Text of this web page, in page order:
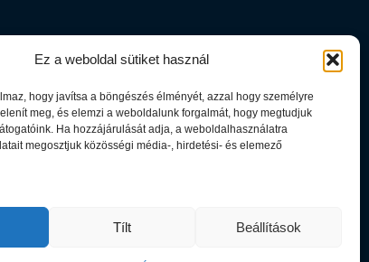
Ez a weboldal sütiket használ
hogy javítsa a böngészés élményét, azzal hogy személyre
meg, és elemzi a weboldalunk forgalmát, hogy megtudjuk
Ha hozzájárulását adja, a weboldalhasználatra
megosztjuk közösségi média-, hirdetési- és elemező
Tílt Beállítások